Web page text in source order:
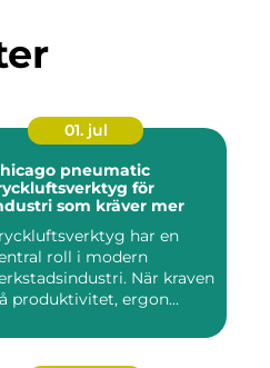
01. jul
pneumatic
för
som kräver mer
har en
roll i modern
När kraven
produktivitet, ergon...